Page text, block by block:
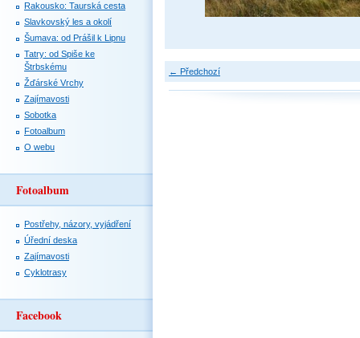
← Předchozí
Rakousko: Taurská cesta
Slavkovský les a okolí
Šumava: od Prášil k Lipnu
Tatry: od Spiše ke
Štrbskému
Žďárské Vrchy
Zajímavosti
Sobotka
Fotoalbum
O webu
Fotoalbum
Postřehy, názory, vyjádření
Úřední deska
Zajímavosti
Cyklotrasy
Facebook